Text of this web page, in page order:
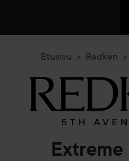
Etusivu Redken